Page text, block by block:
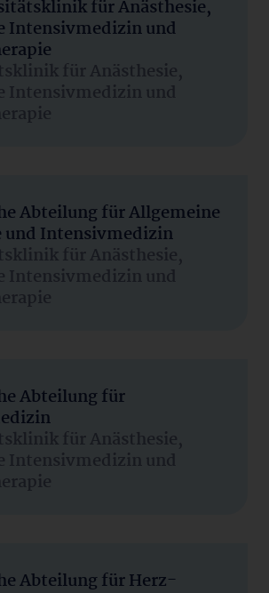
für Anästhesie,
Intensivmedizin und
für Anästhesie,
Intensivmedizin und
Abteilung für Allgemeine
und Intensivmedizin
für Anästhesie,
Intensivmedizin und
Abteilung für
für Anästhesie,
Intensivmedizin und
Abteilung für Herz-